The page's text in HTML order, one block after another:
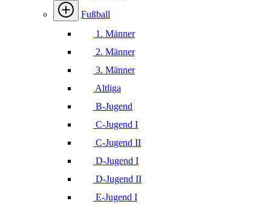
Fußball
1. Männer
2. Männer
3. Männer
Altliga
B-Jugend
C-Jugend I
C-Jugend II
D-Jugend I
D-Jugend II
E-Jugend I